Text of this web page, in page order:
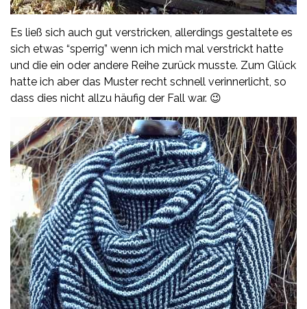
Es ließ sich auch gut verstricken, allerdings gestaltete es
sich etwas “sperrig” wenn ich mich mal verstrickt hatte
und die ein oder andere Reihe zurück musste. Zum Glück
hatte ich aber das Muster recht schnell verinnerlicht, so
dass dies nicht allzu häufig der Fall war. 😉